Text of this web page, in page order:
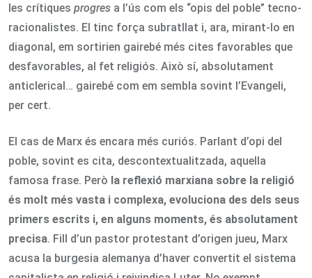
les crítiques progres a l’ús com els “opis del poble” tecno-
racionalistes. El tinc força subratllat i, ara, mirant-lo en
diagonal, em sortirien gairebé més cites favorables que
desfavorables, al fet religiós. Això sí, absolutament
anticlerical… gairebé com em sembla sovint l’Evangeli,
per cert.
El cas de Marx és encara més curiós. Parlant d’opi del
poble, sovint es cita, descontextualitzada, aquella
famosa frase. Però la reflexió marxiana sobre la religió
és molt més vasta i complexa, evoluciona des dels seus
primers escrits i, en alguns moments, és absolutament
precisa. Fill d’un pastor protestant d’origen jueu, Marx
acusa la burgesia alemanya d’haver convertit el sistema